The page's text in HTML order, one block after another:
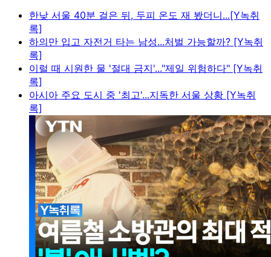
한낮 서울 40분 걸은 뒤, 두피 온도 재 봤더니...[Y녹취
록]
하의만 입고 자전거 타는 남성...처벌 가능할까? [Y녹취
록]
이럴 때 시원한 물 '절대 금지'..."제일 위험하다" [Y녹취
록]
아시아 주요 도시 중 '최고'...지독한 서울 상황 [Y녹취
록]